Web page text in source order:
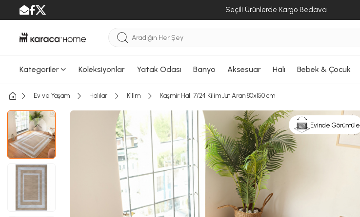
Seçili Ürünlerde Kargo Bedava
Kategoriler Koleksiyonlar Yatak Odası Banyo Aksesuar Halı Bebek & Çocuk
Ev ve Yaşam Halılar Kilim Kaşmir Halı 7/24 Kilim Jüt Aran 80x150 cm
Evinde Görüntüle